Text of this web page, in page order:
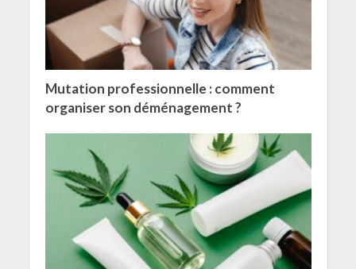
Mutation professionnelle : comment
organiser son déménagement ?